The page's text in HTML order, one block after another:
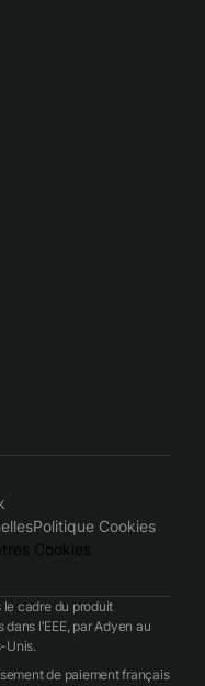
Politique Cookies
Cookies
cadre du produit
l'EEE, par Adyen au
Unis.
de paiement français